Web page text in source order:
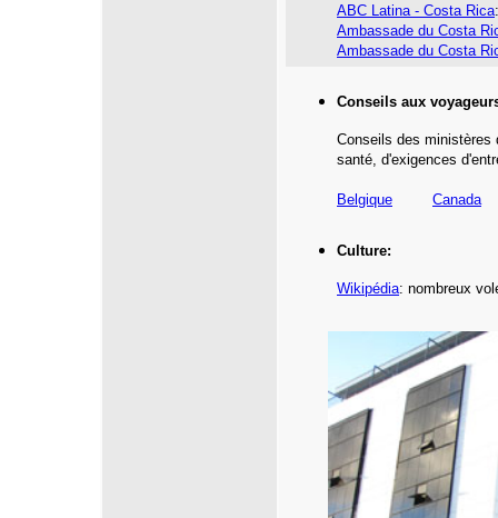
ABC Latina - Costa Rica
Ambassade du Costa
Ambassade du Costa
Conseils aux
Conseils des ministères
santé, d'exigences
Belgique Canada
Culture:
Wikipédia: nombreux